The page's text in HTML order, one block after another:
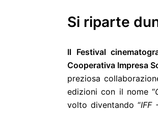
Si riparte
Il Festival
Cooperativa Impresa
preziosa
edizioni con il nome “
volto diventando “IFF